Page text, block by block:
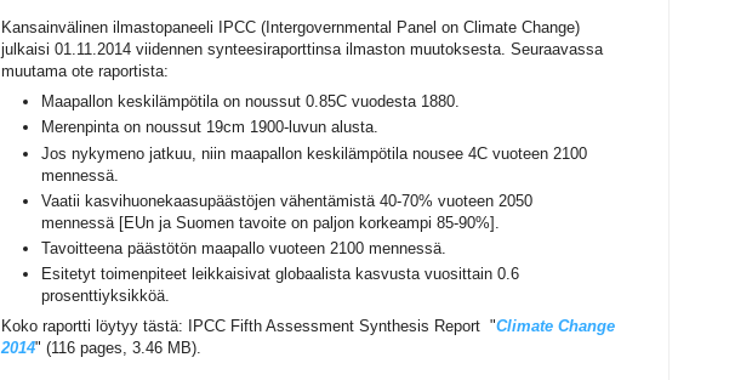
Kansainvälinen ilmastopaneeli IPCC (Intergovernmental Panel on Climate Change)
julkaisi 01.11.2014 viidennen synteesiraporttinsa ilmaston muutoksesta. Seuraavassa
muutama ote raportista:
Maapallon keskilämpötila on noussut 0.85C vuodesta 1880.
Merenpinta on noussut 19cm 1900-luvun alusta.
Jos nykymeno jatkuu, niin maapallon keskilämpötila nousee 4C vuoteen 2100
mennessä.
Vaatii kasvihuonekaasupäästöjen vähentämistä 40-70% vuoteen 2050
mennessä [EUn ja Suomen tavoite on paljon korkeampi 85-90%].
Tavoitteena päästötön maapallo vuoteen 2100 mennessä.
Esitetyt toimenpiteet leikkaisivat globaalista kasvusta vuosittain 0.6
prosenttiyksikköä.
Koko raportti löytyy tästä: IPCC Fifth Assessment Synthesis Report "Climate Change
2014" (116 pages, 3.46 MB).